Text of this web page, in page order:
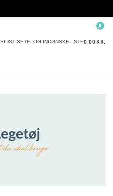
SIDST SETELOG INDØNSKELISTE0,00 KR.
0